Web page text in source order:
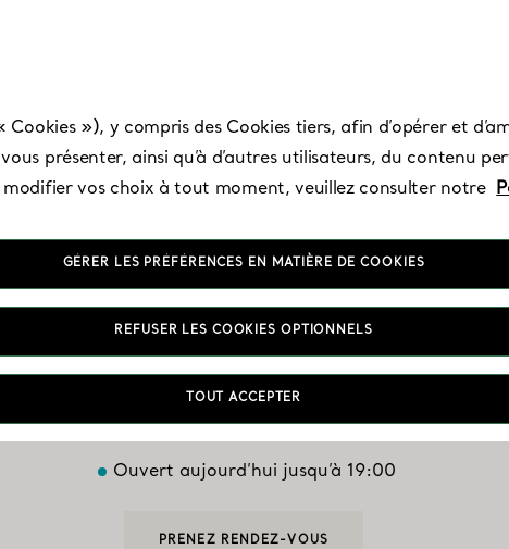
of Prussia - King
Prussia Mall
Ouvert aujourd’hui jusqu’à 19:00
PRENEZ RENDEZ-VOUS
Cookies »), y compris des Cookies tiers, afin d’opérer et
présenter, ainsi qu’à d’autres utilisateurs, du contenu
vos choix à tout moment, veuillez consulter notre
GÉRER LES PRÉFÉRENCES EN MATIÈRE DE COOKIES
REFUSER LES COOKIES OPTIONNELS
TOUT ACCEPTER